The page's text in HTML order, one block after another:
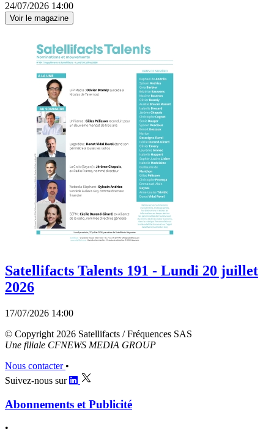
24/07/2026 14:00
Voir le magazine
Satellifacts Talents 191 - Lundi 20 juillet
2026
17/07/2026 14:00
© Copyright 2026 Satellifacts / Fréquences SAS
Une filiale CFNEWS MEDIA GROUP
Nous contacter •
Suivez-nous sur
Abonnements et Publicité
•